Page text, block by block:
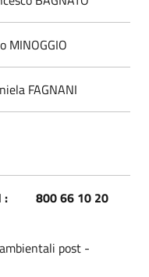
MINOGGIO
FAGNANI
: 800 66 10 20
post -